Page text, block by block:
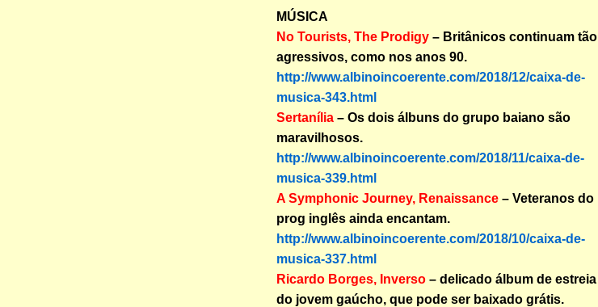
MÚSICA
No Tourists, The Prodigy – Britânicos continuam tão
agressivos, como nos anos 90.
http://www.albinoincoerente.com/2018/12/caixa-de-
musica-343.html
Sertanília – Os dois álbuns do grupo baiano são
maravilhosos.
http://www.albinoincoerente.com/2018/11/caixa-de-
musica-339.html
A Symphonic Journey, Renaissance – Veteranos do
prog inglês ainda encantam.
http://www.albinoincoerente.com/2018/10/caixa-de-
musica-337.html
Ricardo Borges, Inverso – delicado álbum de estreia
do jovem gaúcho, que pode ser baixado grátis.